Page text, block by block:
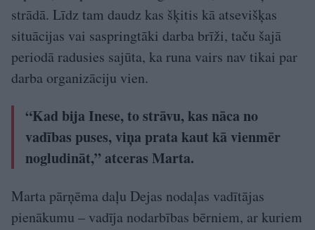
strādā. Līdz tam daudz kas šķitis kā atsevišķas
situācijas vai saspringtāki darba brīži, taču šajā
periodā radusies sajūta, ka runa vairs nav tikai par
darba organizāciju vien.
“Kad bija Inese, to strāvu, kas nāca no
vadības puses, viņa prata kaut kā vienmēr
nogludināt,” atceras Marta.
Marta pārņēma daļu Dejas nodaļas vadītājas
pienākumu – vadīja nodarbības bērniem, ar kuriem